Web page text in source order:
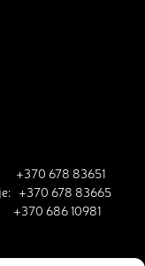
+370 678 83651
+370 678 83665
10981